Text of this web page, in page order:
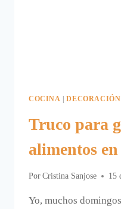
COCINA |DECORACIÓN
Truco para
alimentos
Por Cristina Sanjose 15
Yo, muchos